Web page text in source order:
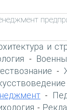
и
-
-
-
-